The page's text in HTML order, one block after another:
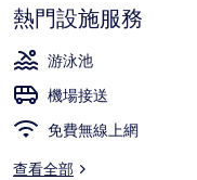
10，
深
受
旅
客
喜
熱門設施服務
游泳池
機場接送
免費無線上網
查看全部